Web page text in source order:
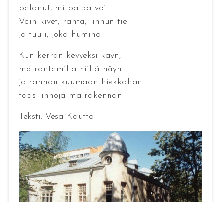
palanut, mi palaa voi.
Vain kivet, ranta, linnun tie
ja tuuli, joka huminoi.
Kun kerran kevyeksi käyn,
mä rantamilla niillä näyn
ja rannan kuumaan hiekkahan
taas linnoja mä rakennan.
Teksti: Vesa Kautto